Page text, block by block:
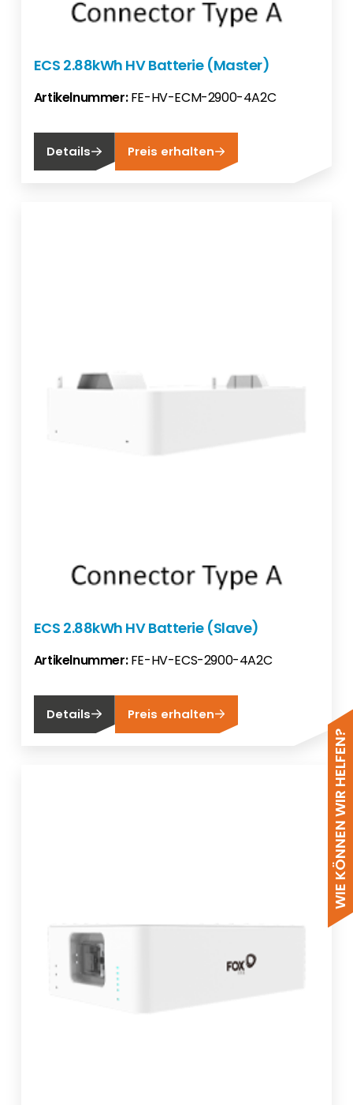
WIE KÖNNEN WIR HELFEN?
ECS 2.88kWh HV Batterie (Master)
Artikelnummer:FE-HV-ECM-2900-4A2C
Details Preis erhalten
ECS 2.88kWh HV Batterie (Slave)
Artikelnummer:FE-HV-ECS-2900-4A2C
Details Preis erhalten